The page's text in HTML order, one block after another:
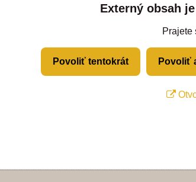
Externý obsah
Prajete
Povoliť tentokrát Povoliť